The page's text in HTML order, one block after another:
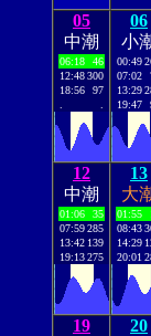
05
中潮
06:18
46
12:48300
18:56
97
06
小
00:49
07:02
13:29
19:47
12
中潮
01:06
35
07:59285
13:42 139
19:13275
13
大
01:55
08:43
14:29
20:01
19
20